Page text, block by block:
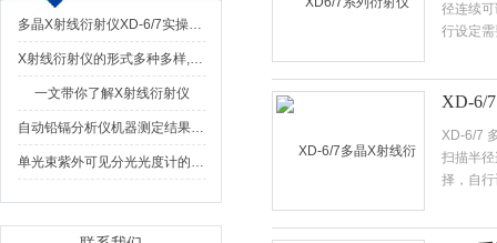
多晶X射线衍射仪XD-6/7实操避坑与长效维护手册
X射线衍射仪的形式多种多样,基本构成却很相似
一文带你了解X射线衍射仪
自动铅镉分析仪机器测定结果不正确的原因
单光束紫外可见分光光度计的操作要点有哪些呢？
径连续
行设定
XD-6/
XD-6/7
扫描半
择，自